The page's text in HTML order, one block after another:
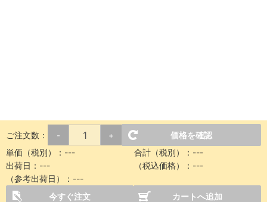
ご注文数： - +
価格を確認
単価（税別）： --- 合計（税別）： ---
出荷日： --- （税込価格）： ---
（参考出荷日）： ---
今すぐ注文
カートへ追加